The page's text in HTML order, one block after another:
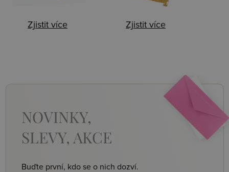
Zjistit více Zjistit více
NOVINKY,
SLEVY, AKCE
Buďte první, kdo se o nich dozví.